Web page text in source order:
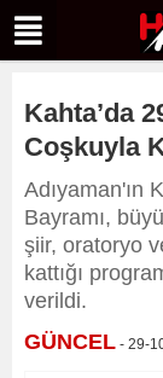
Kahta’da
Coşkuyla
Adıyaman'ın
Bayramı,
şiir, oratoryo
kattığı
verildi.
GÜNCEL - 29-